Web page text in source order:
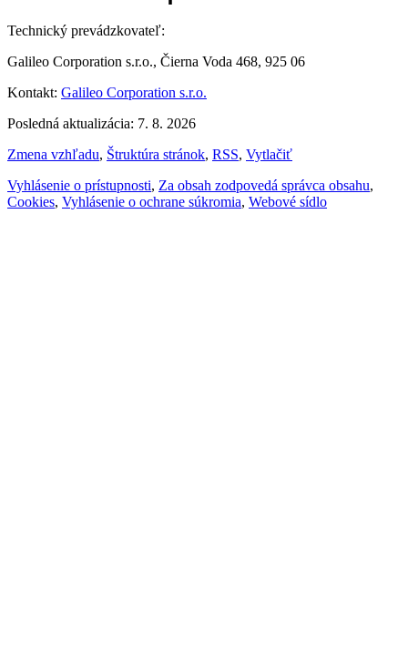
Technický prevádzkovateľ:
Galileo Corporation s.r.o., Čierna Voda 468, 925 06
Kontakt: Galileo Corporation s.r.o.
Posledná aktualizácia: 7. 8. 2026
Zmena vzhľadu, Štruktúra stránok, RSS, Vytlačiť
Vyhlásenie o prístupnosti, Za obsah zodpovedá správca obsahu,
Cookies, Vyhlásenie o ochrane súkromia, Webové sídlo